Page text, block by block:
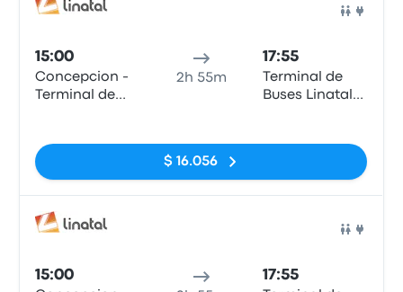
15:00
Concepcion -
Terminal de
2h 55m
17:55
Terminal de
Buses Linatal
$ 16.056
15:00 17:55